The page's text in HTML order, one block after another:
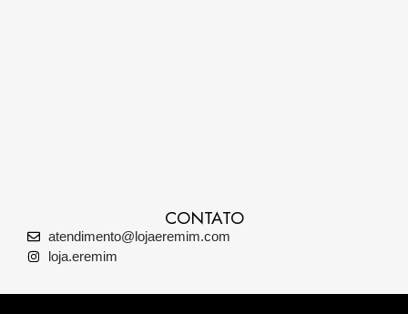
CONTATO
atendimento@lojaeremim.com
loja.eremim